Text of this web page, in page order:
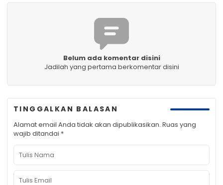
Belum ada komentar disini
Jadilah yang pertama berkomentar disini
TINGGALKAN BALASAN
Alamat email Anda tidak akan dipublikasikan. Ruas yang
wajib ditandai *